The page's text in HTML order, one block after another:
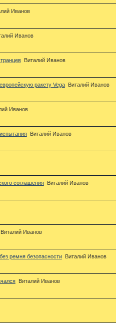
Иванов
Иванов
Виталий Иванов
ракету Vega
Виталий Иванов
Иванов
Виталий Иванов
соглашения
Виталий Иванов
Виталий Иванов
ремня безопасности
Виталий Иванов
Виталий Иванов